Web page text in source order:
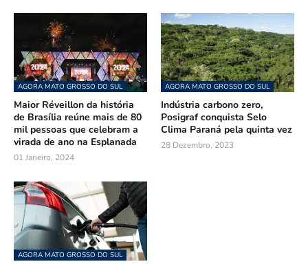
AGORA MATO GROSSO DO SUL
Maior Réveillon da história
de Brasília reúne mais de 80
mil pessoas que celebram a
virada de ano na Esplanada
01 Janeiro, 2024
AGORA MATO GROSSO DO SUL
Indústria carbono zero,
Posigraf conquista Selo
Clima Paraná pela quinta vez
28 Dezembro, 2023
AGORA MATO GROSSO DO SUL